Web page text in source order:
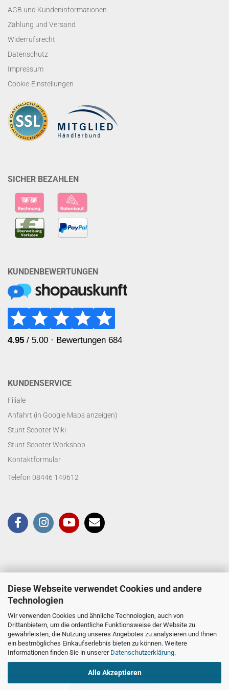
Diese Webseite verwendet Cookies und andere
Technologien
Wir verwenden Cookies und ähnliche Technologien, auch von
Drittanbietern, um die ordentliche Funktionsweise der Website zu
gewährleisten, die Nutzung unseres Angebotes zu analysieren und Ihnen
ein bestmögliches Einkaufserlebnis bieten zu können. Weitere
Informationen finden Sie in unserer Datenschutzerklärung.
Alle Akzeptieren
AGB und Kundeninformationen
Zahlung und Versand
Widerrufsrecht
Datenschutz
Impressum
Cookie-Einstellungen
SICHER BEZAHLEN
KUNDENBEWERTUNGEN
KUNDENSERVICE
Filiale
Anfahrt (in Google Maps anzeigen)
Stunt Scooter Wiki
Stunt Scooter Workshop
Kontaktformular
Telefon 08446 149612